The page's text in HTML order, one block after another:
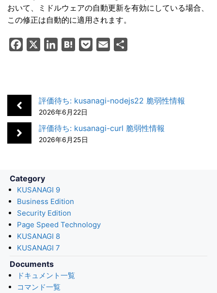
おいて、ミドルウェアの自動更新を有効にしている場合、
この修正は自動的に適用されます。
o
e
d
I
n
n
a
e
l
評価待ち: kusanagi-nodejs22 脆弱性情報
2026年6月22日
評価待ち: kusanagi-curl 脆弱性情報
2026年6月25日
Category
KUSANAGI 9
Business Edition
Security Edition
Page Speed Technology
KUSANAGI 8
KUSANAGI 7
Documents
ドキュメント一覧
コマンド一覧